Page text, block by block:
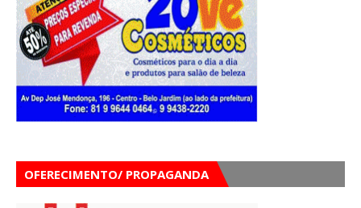
OFERECIMENTO/ PROPAGANDA